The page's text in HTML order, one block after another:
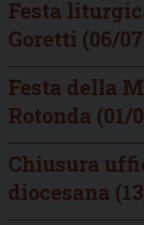
Festa
Goretti (06/
Festa della
Rotonda (01/
Chiusura
diocesana